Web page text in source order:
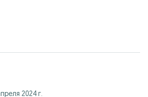
людям, любит внимание и всегда рада
в добрые и ответственные руки.
2024 г.